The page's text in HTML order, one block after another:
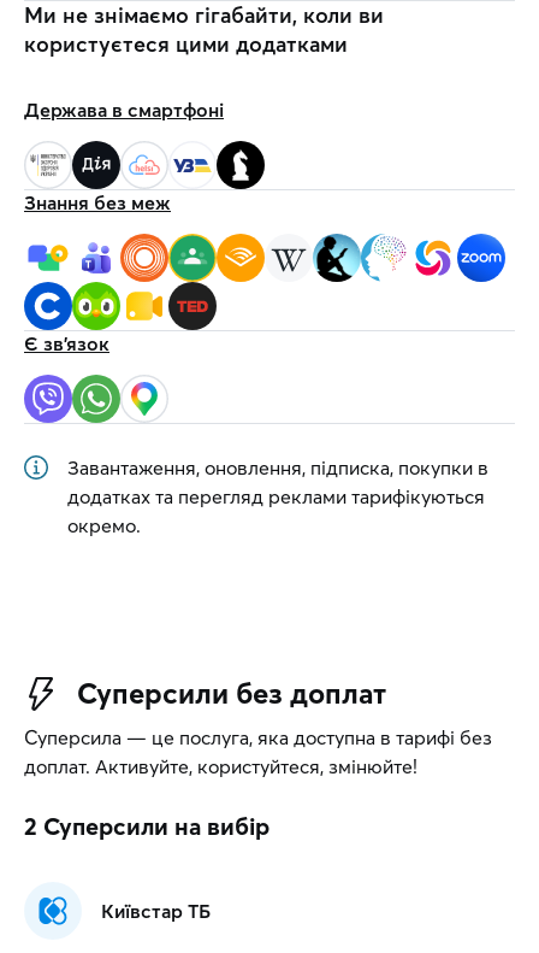
Ми не знімаємо гігабайти, коли ви
користуєтеся цими додатками
Держава в смартфоні
Знання без меж
Є зв'язок
Завантаження, оновлення, підписка, покупки в
додатках та перегляд реклами тарифікуються
окремо.
Суперсили без доплат
Суперсила — це послуга, яка доступна в тарифі без
доплат. Активуйте, користуйтеся, змінюйте!
2 Суперсили на вибір
Київстар ТБ